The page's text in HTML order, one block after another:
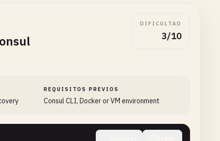
DIFICULTAD
3/10
REQUISITOS PREVIOS
Consul CLI, Docker or VM environment